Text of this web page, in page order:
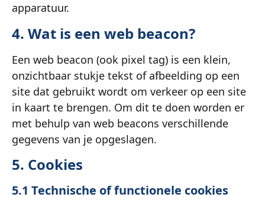
apparatuur.
4. Wat is een web beacon?
Een web beacon (ook pixel tag) is een klein,
onzichtbaar stukje tekst of afbeelding op een
site dat gebruikt wordt om verkeer op een site
in kaart te brengen. Om dit te doen worden er
met behulp van web beacons verschillende
gegevens van je opgeslagen.
5. Cookies
5.1 Technische of functionele cookies